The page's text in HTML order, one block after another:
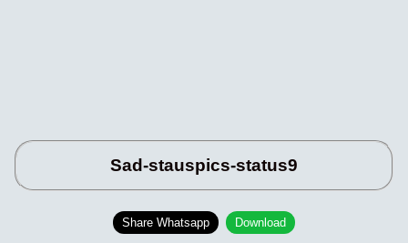
Sad-stauspics-status9
Share Whatsapp Download